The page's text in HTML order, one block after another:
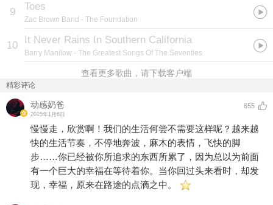
9 Toes
Zac Brown Band - The Foundation
10 It Never Rains In Southern California
Barry Manilow - The Greatest Songs Of The Seventies
查看更多歌曲，请下载客户端
精彩评论
动感奶爸
2015年1月6日
655
慢慢走，欣赏啊！我们的生活何尝不需要这样呢？越来越
快的生活节奏，不停地奔波，麻木的表情，飞快的脚
步……你已经被你所追求的东西所累了，因为总以为前面
有一个巨大的幸福在等待着你。当你回过头来看时，却发
现，幸福，原来在路途的点滴之中。